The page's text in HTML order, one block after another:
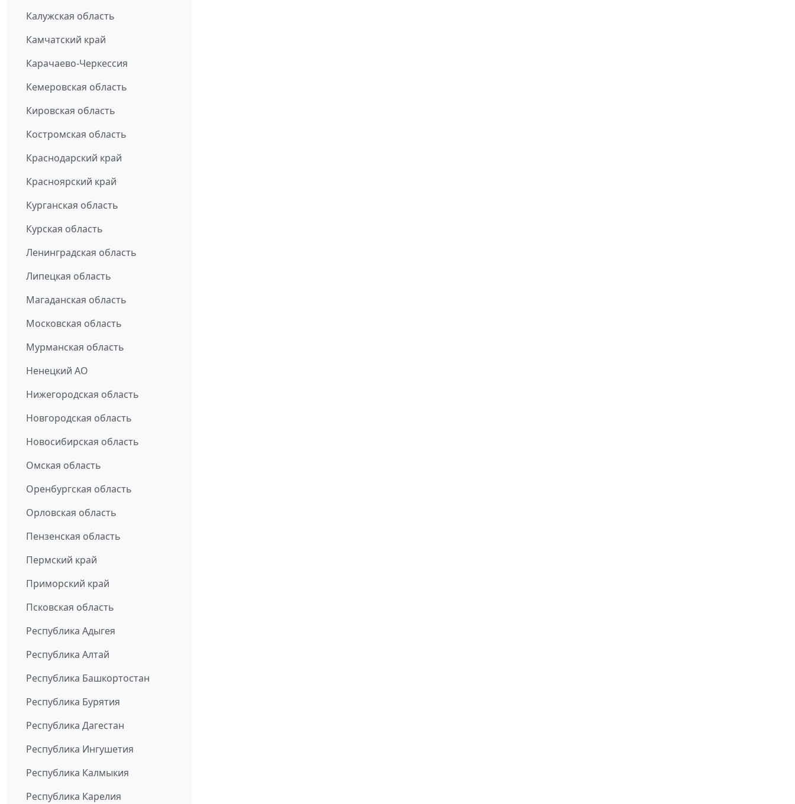
Калужская область
Камчатский край
Карачаево-Черкессия
Кемеровская область
Кировская область
Костромская область
Краснодарский край
Красноярский край
Курганская область
Курская область
Ленинградская область
Липецкая область
Магаданская область
Московская область
Мурманская область
Ненецкий АО
Нижегородская область
Новгородская область
Новосибирская область
Омская область
Оренбургская область
Орловская область
Пензенская область
Пермский край
Приморский край
Псковская область
Республика Адыгея
Республика Алтай
Республика Башкортостан
Республика Бурятия
Республика Дагестан
Республика Ингушетия
Республика Калмыкия
Республика Карелия